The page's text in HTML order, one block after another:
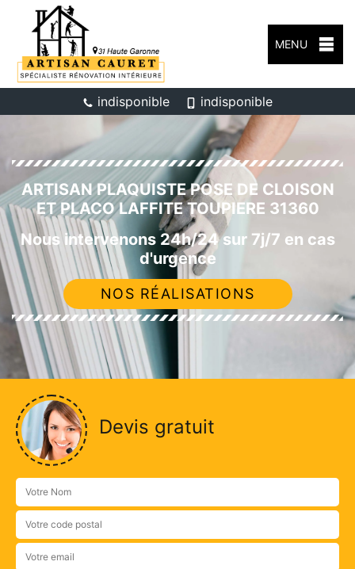
MENU
indisponible indisponible
ARTISAN PLAQUISTE POSE DE CLOISON
ET PLACO LAFFITE TOUPIERE 31360
Nous intervenons 24h/24 sur 7j/7 en cas
d'urgence
NOS RÉALISATIONS
Devis gratuit